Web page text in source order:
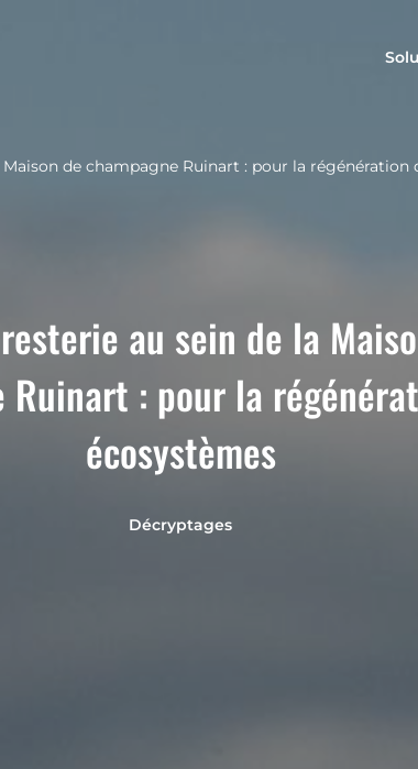
de champagne Ruinart : pour la régénération
au sein de la
Ruinart : pour la
écosystèmes
Décryptages